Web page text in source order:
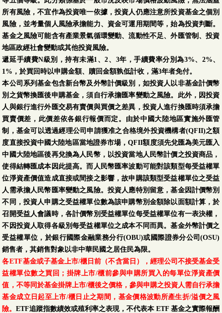
所有風險，不宜作為投資唯一依據，投資人仍應注意所投資基金之個別
風險，並考量個人風險承擔能力、資金可運用期間等，始為投資判斷。
基金之風險可能含有產業景氣循環變動、流動性不足、外匯管制、投資
地區政經社會變動或其他投資風險。
遞延手續費N級別，持有未滿1、2、3年，手續費率分別為3%、2%、
1%，於買回時以申購金額、贖回金額孰低計收，滿3年者免付。
本公司系列基金包含新台幣及外幣計價級別，如投資人以非基金計價幣
別之貨幣換匯後申購基金，須自行承擔匯率變動之風險。此外，因投資
人與銀行進行外匯交易有賣價與買價之差異，投資人進行換匯時須承擔
買賣價差，此價差依各銀行報價而定。由於中國大陸地區實施外匯管
制，基金可以透過經理公司申請獲准之合格境外投資機構者(QFII)之額
度直接投資中國大陸地區當地證券市場，QFII額度須先兌匯為美元匯入
中國大陸地區後再兌換為人民幣，以投資當地人民幣計價之投資商品，
使得結轉匯成本因此提高。而人民幣匯率波動可能對該類型每受益權單
位淨資產價值造成直接或間接之影響，故申購該類型受益權單位之受益
人需承擔人民幣匯率變動之風險。投資人應特別留意，基金因計價幣別
不同，投資人申購之受益權單位數為該申購幣別金額除以面額計算，於
召開受益人會議時，各計價幣別受益權單位每受益權單位有一表決權，
不因投資人取得各級別每受益權單位之成本不同而異。基金外幣計價之
受益權單位，於銀行國際金融業務分行(OBU)或國際證券分公司(OSU)
銷售者，其銷售對象以非中華民國之居住民為限。
各ETF基金或子基金上市/櫃日前（不含當日），經理公司不接受基金受
益權單位數之買回；掛牌上市/櫃前參與申購所買入的每單位淨資產價
值，不等同於基金掛牌上市/櫃後之價格，參與申購之投資人需自行承擔
基金成立日起至上市/櫃日止之期間，基金價格波動所產生折/溢價之風
險。ETF追蹤指數績效或殖利率之表現，不代表本 ETF 基金之實際報酬